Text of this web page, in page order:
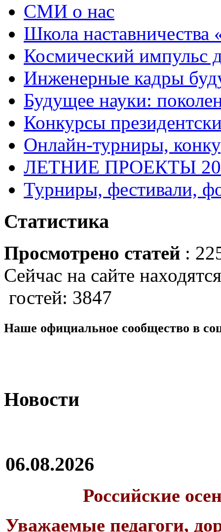
СМИ о нас
Школа
Космический импульс
Инженерные кадры
Будущее науки:
Конкурсы
Онлайн-турниры,
ЛЕТНИЕ ПРОЕКТЫ
Турниры, фестивали,
Статистика
Просмотрено статей :
Сейчас на сайте
гостей: 3847
Наше официальное сообщество в
Новости
06.08.2026
Российские
Уважаемые педагоги,